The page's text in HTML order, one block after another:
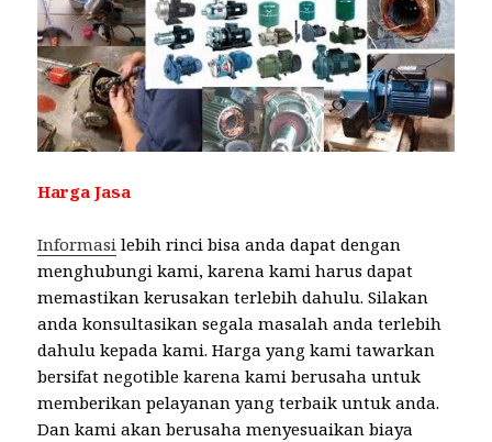
Harga Jasa
Informasi lebih rinci bisa anda dapat dengan
menghubungi kami, karena kami harus dapat
memastikan kerusakan terlebih dahulu. Silakan
anda konsultasikan segala masalah anda terlebih
dahulu kepada kami. Harga yang kami tawarkan
bersifat negotible karena kami berusaha untuk
memberikan pelayanan yang terbaik untuk anda.
Dan kami akan berusaha menyesuaikan biaya